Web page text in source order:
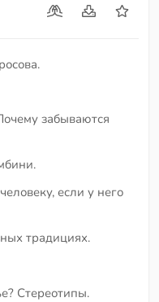
забываются
если у него
традициях.
Стереотипы.